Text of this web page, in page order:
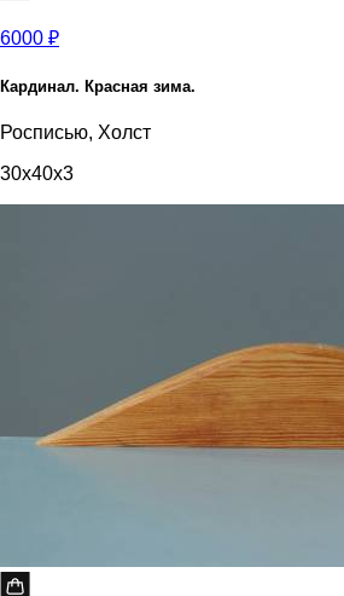
6000 ₽
Кардинал. Красная зима.
Росписью, Холст
30x40x3